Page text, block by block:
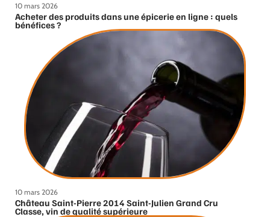
10 mars 2026
Acheter des produits dans une épicerie en ligne : quels
bénéfices ?
10 mars 2026
Château Saint-Pierre 2014 Saint-Julien Grand Cru
Classe, vin de qualité supérieure